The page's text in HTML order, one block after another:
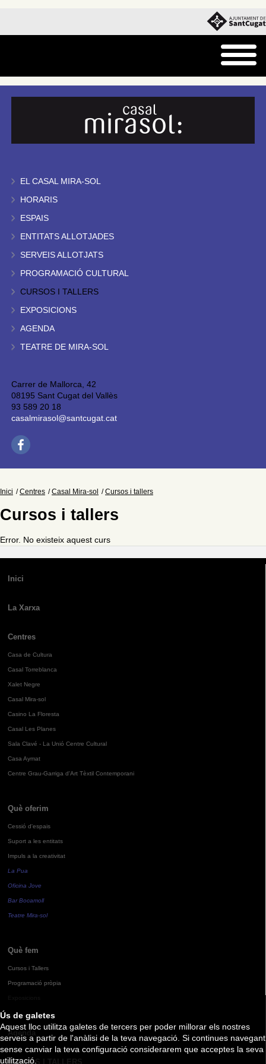
Ús de galetes
Aquest lloc utilitza galetes de tercers per poder millorar els nostres
serveis a partir de l'anàlisi de la teva navegació. Si continues navegant
sense canviar la teva configuració considerarem que acceptes la seva
utilització.
EL CASAL MIRA-SOL
HORARIS
ESPAIS
ENTITATS ALLOTJADES
SERVEIS ALLOTJATS
PROGRAMACIÓ CULTURAL
CURSOS I TALLERS
EXPOSICIONS
AGENDA
TEATRE DE MIRA-SOL
Carrer de Mallorca, 42
08195 Sant Cugat del Vallès
93 589 20 18
casalmirasol@santcugat.cat
Inici Centres Casal Mira-sol Cursos i tallers
Cursos i tallers
Error. No existeix aquest curs
Inici
La Xarxa
Centres
Casa de Cultura
Casal Torreblanca
Xalet Negre
Casal Mira-sol
Casino La Floresta
Casal Les Planes
Sala Clavé - La Unió Centre Cultural
Casa Aymat
Centre Grau-Garriga d'Art Tèxtil Contemporani
Què oferim
Cessió d'espais
Suport a les entitats
Impuls a la creativitat
La Pua
Oficina Jove
Bar Bocamoll
Teatre Mira-sol
Què fem
Cursos i Tallers
Programació pròpia
Agenda
CURSOS I TALLERS